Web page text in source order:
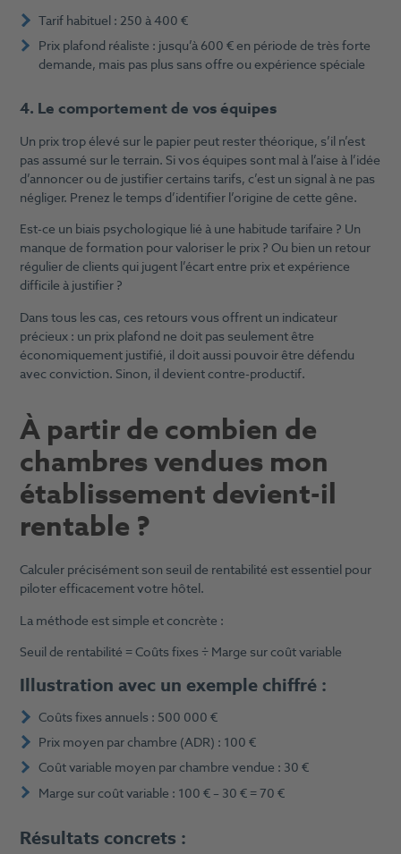
Tarif habituel : 250 à 400 €
Prix plafond réaliste : jusqu’à 600 € en période de très forte
demande, mais pas plus sans offre ou expérience spéciale
4. Le comportement de vos équipes
Un prix trop élevé sur le papier peut rester théorique, s’il n’est
pas assumé sur le terrain. Si vos équipes sont mal à l’aise à l’idée
d’annoncer ou de justifier certains tarifs, c’est un signal à ne pas
négliger. Prenez le temps d’identifier l’origine de cette gêne.
Est-ce un biais psychologique lié à une habitude tarifaire ? Un
manque de formation pour valoriser le prix ? Ou bien un retour
régulier de clients qui jugent l’écart entre prix et expérience
difficile à justifier ?
Dans tous les cas, ces retours vous offrent un indicateur
précieux : un prix plafond ne doit pas seulement être
économiquement justifié, il doit aussi pouvoir être défendu
avec conviction. Sinon, il devient contre-productif.
À partir de combien de
chambres vendues mon
établissement devient-il
rentable ?
Calculer précisément son seuil de rentabilité est essentiel pour
piloter efficacement votre hôtel.
La méthode est simple et concrète :
Seuil de rentabilité = Coûts fixes ÷ Marge sur coût variable
Illustration avec un exemple chiffré :
Coûts fixes annuels : 500 000 €
Prix moyen par chambre (ADR) : 100 €
Coût variable moyen par chambre vendue : 30 €
Marge sur coût variable : 100 € – 30 € = 70 €
Résultats concrets :